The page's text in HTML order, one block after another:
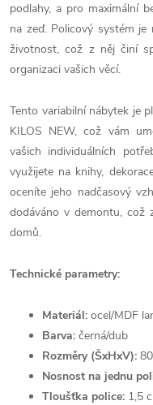
podlahy, a pro maximální
na zeď. Policový systém
životnost, což z něj činí
organizaci vašich věcí.
Tento variabilní nábytek je
KILOS NEW, což vám
vašich individuálních
využijete na knihy,
oceníte jeho nadčasový
dodáváno v demontu, což
domů.
Technické parametry:
Materiál: ocel/MDF
Barva: černá/dub
Rozměry (ŠxHxV):
Nosnost na jednu
Tloušťka police: 1,5